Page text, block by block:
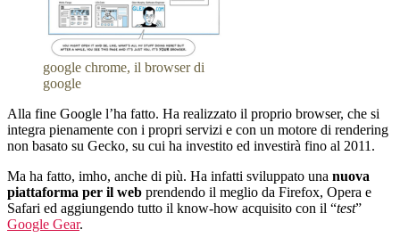
google chrome, il browser di
google
Alla fine Google l’ha fatto. Ha realizzato il proprio browser, che si
integra pienamente con i propri servizi e con un motore di rendering
non basato su Gecko, su cui ha investito ed investirà fino al 2011.
Ma ha fatto, imho, anche di più. Ha infatti sviluppato una nuova
piattaforma per il web prendendo il meglio da Firefox, Opera e
Safari ed aggiungendo tutto il know-how acquisito con il “test”
Google Gear.